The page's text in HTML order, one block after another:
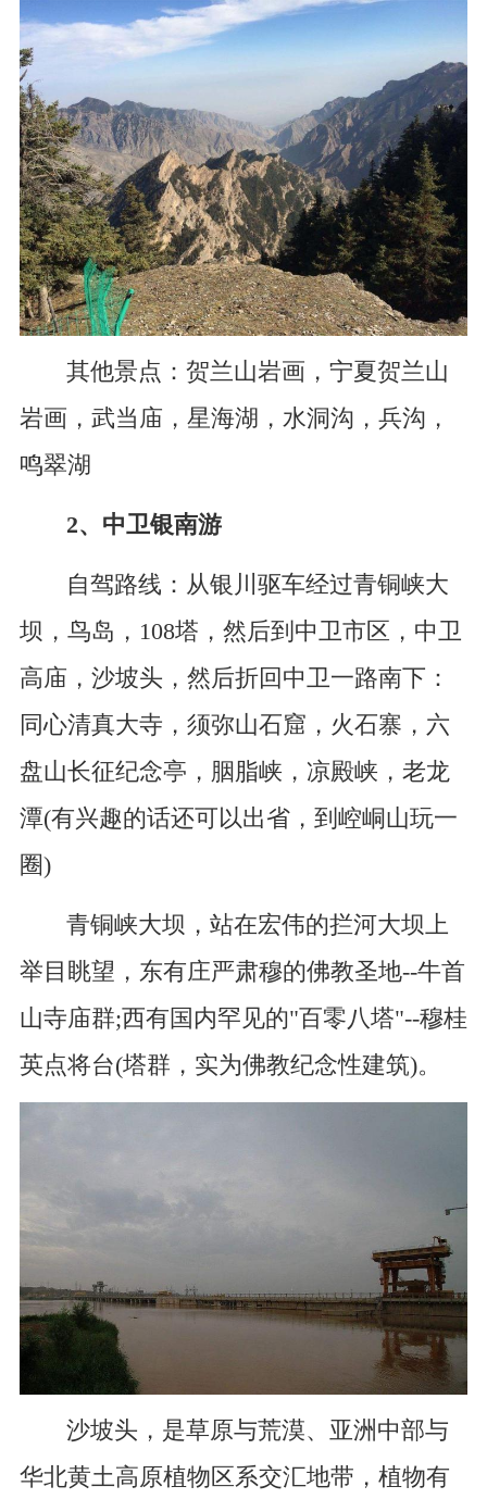
其他景点：贺兰山岩画，宁夏贺兰山
岩画，武当庙，星海湖，水洞沟，兵沟，
鸣翠湖
2、中卫银南游
自驾路线：从银川驱车经过青铜峡大
坝，鸟岛，108塔，然后到中卫市区，中卫
高庙，沙坡头，然后折回中卫一路南下：
同心清真大寺，须弥山石窟，火石寨，六
盘山长征纪念亭，胭脂峡，凉殿峡，老龙
潭(有兴趣的话还可以出省，到崆峒山玩一
圈)
青铜峡大坝，站在宏伟的拦河大坝上
举目眺望，东有庄严肃穆的佛教圣地--牛首
山寺庙群;西有国内罕见的"百零八塔"--穆桂
英点将台(塔群，实为佛教纪念性建筑)。
沙坡头，是草原与荒漠、亚洲中部与
华北黄土高原植物区系交汇地带，植物有